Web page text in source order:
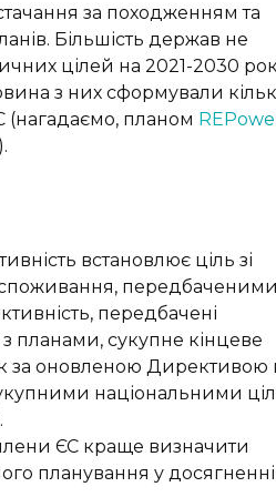
за походженням та
Більшість держав не
цілей на 2021-2030
з них сформували
(нагадаємо, планом
встановлює ціль зі
споживання, передбаченими
передбачені
планами, сукупне кінцеве
за оновленою Директивою
національними
ЄС краще визначити
планування у досягненні